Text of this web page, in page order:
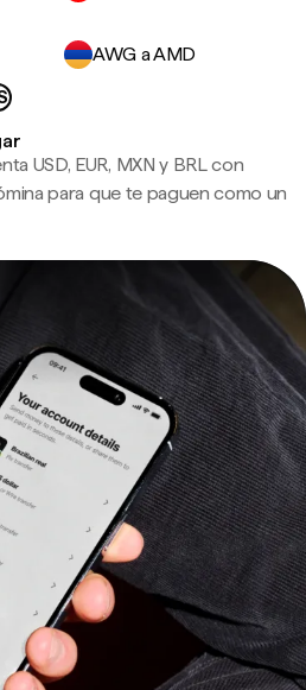
AWG a AMD
USD, EUR, MXN y BRL con
para que te paguen como un